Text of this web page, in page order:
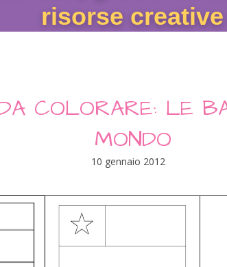
risorse creative
COLORARE: LE
MONDO
10 gennaio 2012